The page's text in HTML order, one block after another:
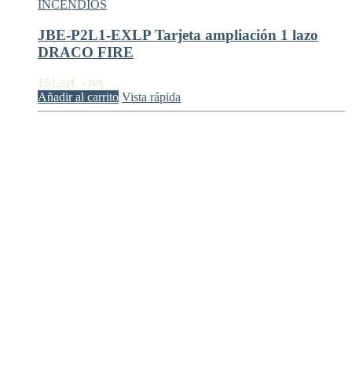
INCENDIOS
JBE-P2L1-EXLP Tarjeta ampliación 1 lazo
DRACO FIRE
151,52€ + IVA
Añadir al carrito Vista rápida